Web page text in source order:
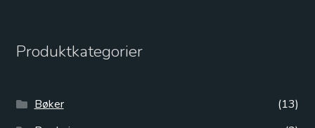
Produktkategorier
Bøker
(13)